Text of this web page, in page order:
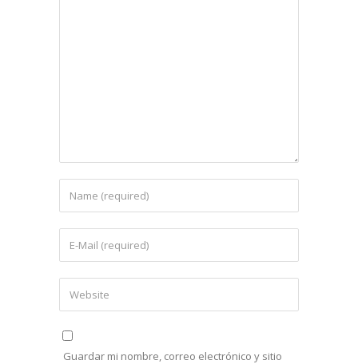
Guardar mi nombre, correo electrónico y sitio